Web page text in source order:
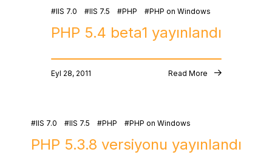
IIS 7.0 IIS 7.5 PHP PHP on Windows
PHP 5.4 beta1 yayınlandı
Eyl 28, 2011 Read More
IIS 7.0 IIS 7.5 PHP PHP on Windows
PHP 5.3.8 versiyonu yayınlandı